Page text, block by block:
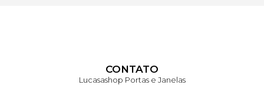
CONTATO
Lucasashop Portas e Janelas